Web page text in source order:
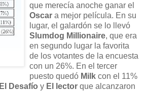
que merecía anoche ganar el
Oscar a mejor película. En su
lugar, el galardón se lo llevó
Slumdog Millionaire, que era
en segundo lugar la favorita
de los votantes de la encuesta
con un 26%. En el tercer
puesto quedó Milk con el 11%
El Desafío y El lector que alcanzaron